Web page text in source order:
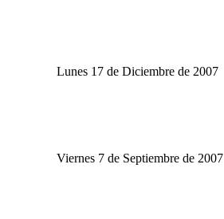
Lunes 17 de Diciembre de 2007
Viernes 7 de Septiembre de 2007